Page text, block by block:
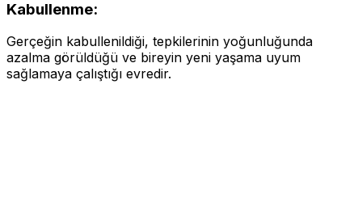
Kabullenme:
Gerçeğin kabullenildiği, tepkilerinin yoğunluğunda
azalma görüldüğü ve bireyin yeni yaşama uyum
sağlamaya çalıştığı evredir.